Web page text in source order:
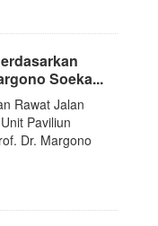
Soeka...
Rawat Jalan
Paviliun
Dr. Margono